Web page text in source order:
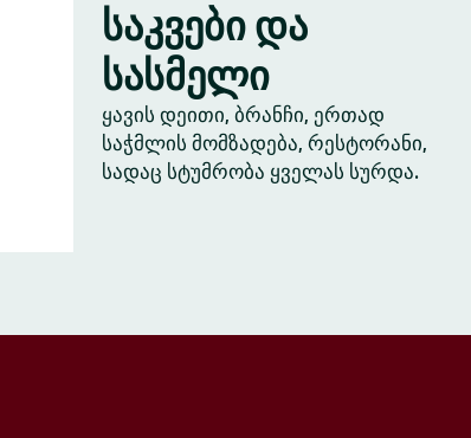
საკვები და
სასმელი
ყავის დეითი, ბრანჩი, ერთად
საჭმლის მომზადება, რესტორანი,
სადაც სტუმრობა ყველას სურდა.